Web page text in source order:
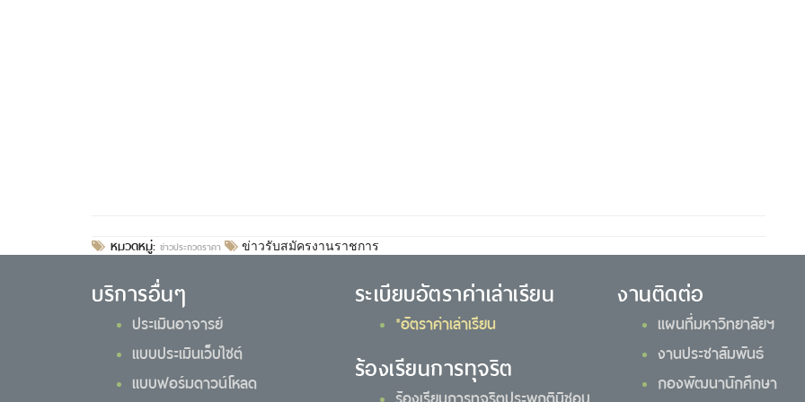
หมวดหมู่: ข่าวประกวดราคา ข่าวรับสมัครงานราชการ
บริการอื่นๆ
ประเมินอาจารย์
แบบประเมินเว็บไซต์
แบบฟอร์มดาวน์โหลด
ระเบียบอัตราค่าเล่าเรียน
*อัตราค่าเล่าเรียน
ร้องเรียนการทุจริต
ร้องเรียนการทุจริตประพฤติมิชอบ
งานติดต่อ
แผนที่มหาวิทยาลัยฯ
งานประชาสัมพันธ์
กองพัฒนานักศึกษา